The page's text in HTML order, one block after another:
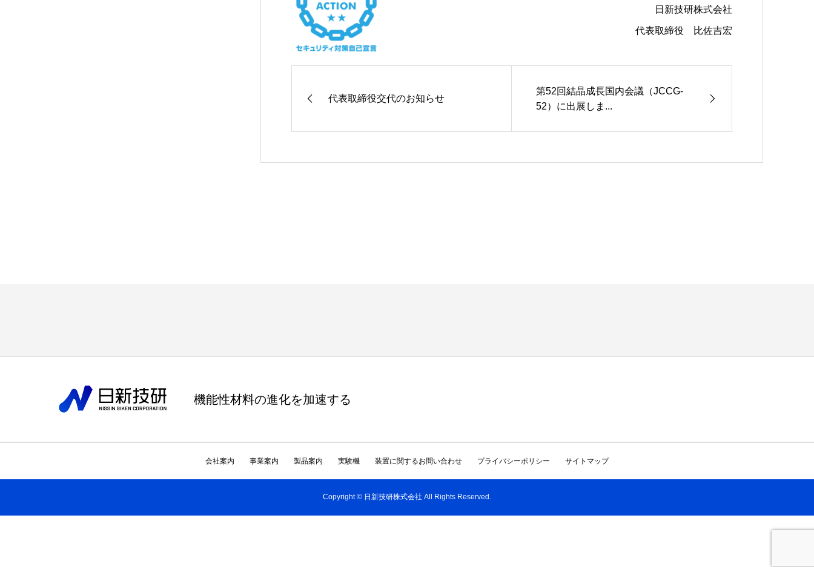
日新技研株式会社
代表取締役 比佐吉宏
代表取締役交代のお知らせ
第52回結晶成長国内会議（JCCG-
52）に出展しま...
機能性材料の進化を加速する
会社案内 事業案内 製品案内 実験機 装置に関するお問い合わせ プライバシーポリシー サイトマップ
Copyright © 日新技研株式会社 All Rights Reserved.